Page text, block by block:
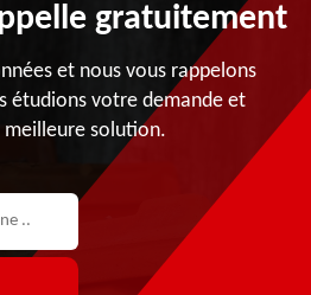
gratuitement
et nous vous rappelons
étudions votre demande et
meilleure solution.